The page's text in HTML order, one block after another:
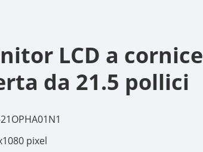
LCD a cornice
da 21.5 pollici
pixel